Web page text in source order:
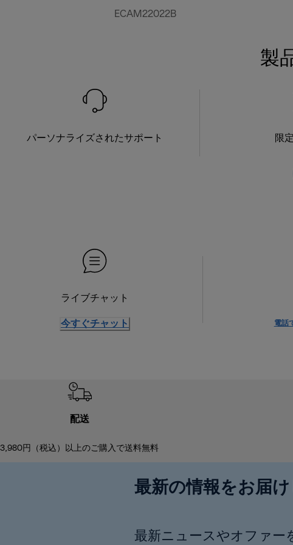
ECAM22022B
製
パーソナライズされたサポート 限
ライブチャット
今すぐチャット 電話
配送
3,980円（税込）以上のご購入で送料無料
最新の情報をお届
最新ニュースやオファー